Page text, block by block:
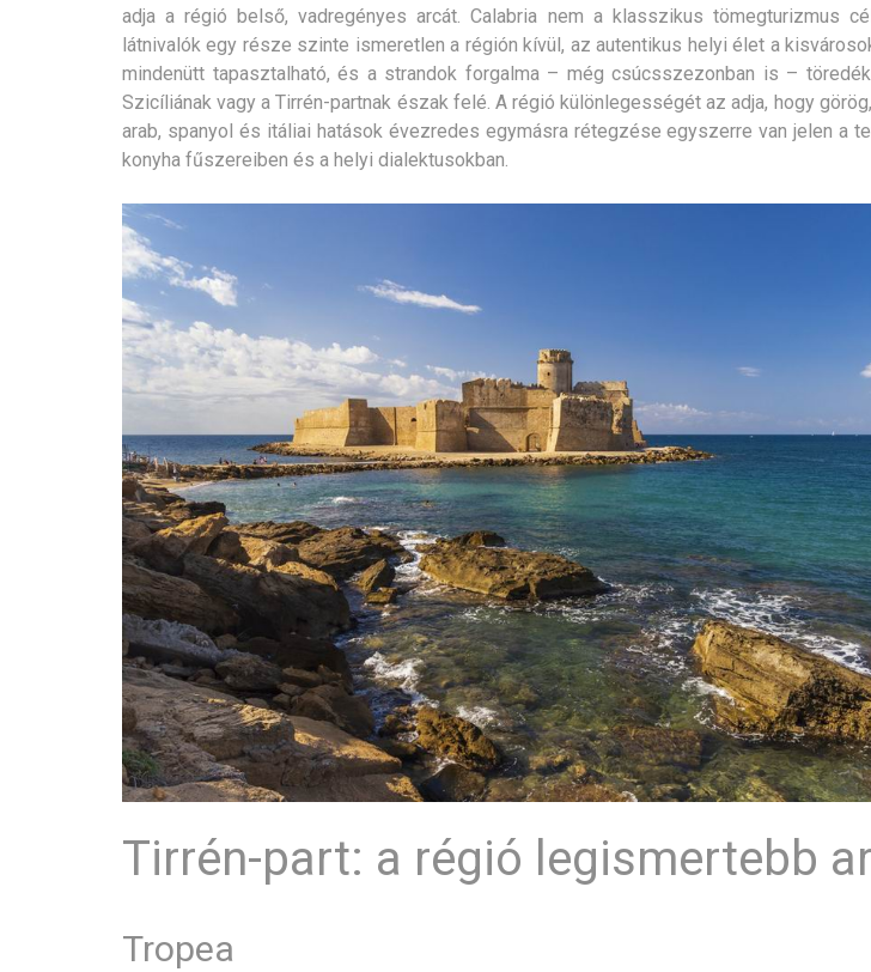
adja a régió belső, vadregényes arcát. Calabria nem a klasszikus tömegturizmus
látnivalók egy része szinte ismeretlen a régión kívül, az autentikus helyi élet a
mindenütt tapasztalható, és a strandok forgalma – még csúcsszezonban is –
Szicíliának vagy a Tirrén-partnak észak felé. A régió különlegességét az adja, hogy
arab, spanyol és itáliai hatások évezredes egymásra rétegzése egyszerre van jelen a
konyha fűszereiben és a helyi dialektusokban.
Tirrén-part: a régió legismertebb
Tropea